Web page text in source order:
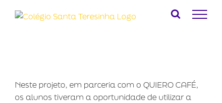
para
Neste projeto, em parceria com o QUIERO CAFÉ,
os alunos tiveram a oportunidade de utilizar a